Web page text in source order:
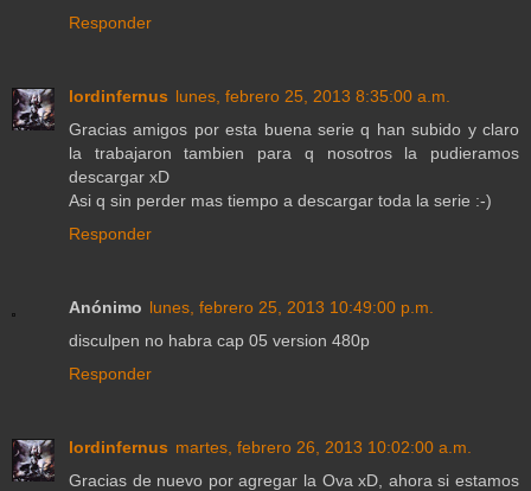
Responder
lordinfernus lunes, febrero 25, 2013 8:35:00 a.m.
Gracias amigos por esta buena serie q han subido y claro
la trabajaron tambien para q nosotros la pudieramos
descargar xD
Asi q sin perder mas tiempo a descargar toda la serie :-)
Responder
Anónimo lunes, febrero 25, 2013 10:49:00 p.m.
disculpen no habra cap 05 version 480p
Responder
lordinfernus martes, febrero 26, 2013 10:02:00 a.m.
Gracias de nuevo por agregar la Ova xD, ahora si estamos